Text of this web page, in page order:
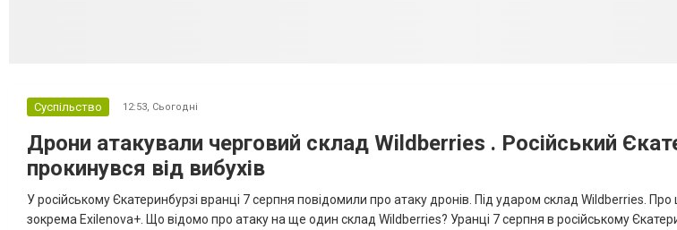
Суспільство 12:53, Сьогодні
Дрони атакували черговий склад Wildberries . Російський
прокинувся від вибухів
У російському Єкатеринбурзі вранці 7 серпня повідомили про атаку дронів. Під ударом склад Wildberries.
зокрема Exilenova+. Що відомо про атаку на ще один склад Wildberries? Уранці 7 серпня в російському